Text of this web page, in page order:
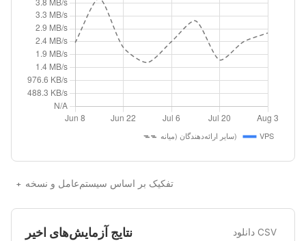
تفکیک بر اساس سیستم‌عامل و نسخه
نتایج آزمایش‌های اخیر دانلود CSV